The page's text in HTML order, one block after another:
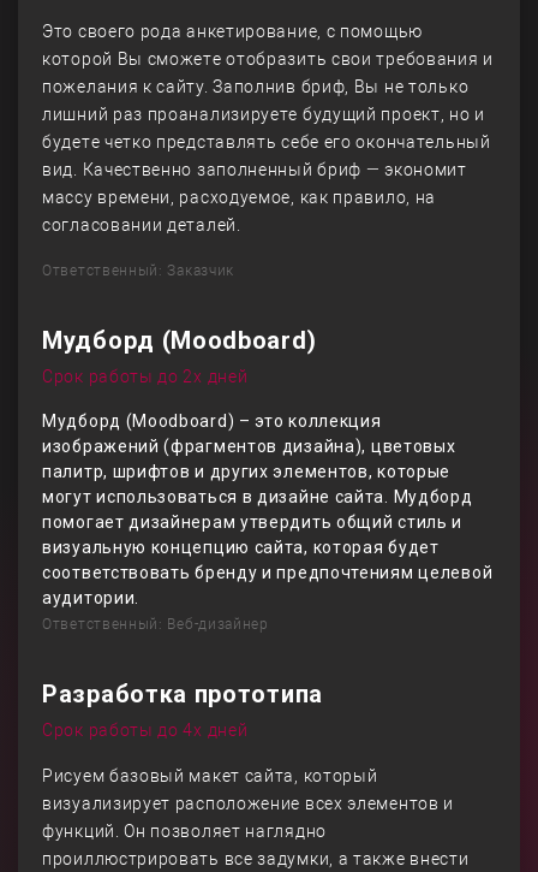
Это своего рода анкетирование, с помощью
которой Вы сможете отобразить свои требования и
пожелания к сайту. Заполнив бриф, Вы не только
лишний раз проанализируете будущий проект, но и
будете четко представлять себе его окончательный
вид. Качественно заполненный бриф — экономит
массу времени, расходуемое, как правило, на
согласовании деталей.
Ответственный: Заказчик
Мудборд (Moodboard)
Срок работы до 2х дней
Мудборд (Moodboard) – это коллекция
изображений (фрагментов дизайна), цветовых
палитр, шрифтов и других элементов, которые
могут использоваться в дизайне сайта. Мудборд
помогает дизайнерам утвердить общий стиль и
визуальную концепцию сайта, которая будет
соответствовать бренду и предпочтениям целевой
аудитории.
Ответственный: Веб-дизайнер
Разработка прототипа
Срок работы до 4х дней
Рисуем базовый макет сайта, который
визуализирует расположение всех элементов и
функций. Он позволяет наглядно
проиллюстрировать все задумки, а также внести